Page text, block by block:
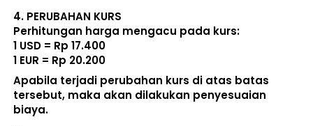
4. PERUBAHAN KURS
Perhitungan harga mengacu pada kurs:
1 USD = Rp 17.400
1 EUR = Rp 20.200
Apabila terjadi perubahan kurs di atas batas
tersebut, maka akan dilakukan penyesuaian
biaya.